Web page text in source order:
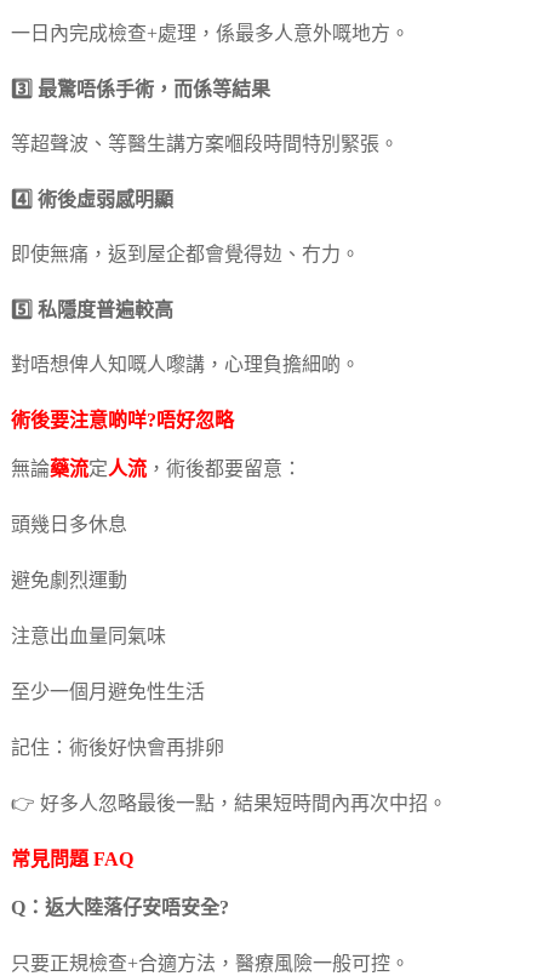
一日內完成檢查+處理，係最多人意外嘅地方。
3️⃣ 最驚唔係手術，而係等結果
等超聲波、等醫生講方案嗰段時間特別緊張。
4️⃣ 術後虛弱感明顯
即使無痛，返到屋企都會覺得攰、冇力。
5️⃣ 私隱度普遍較高
對唔想俾人知嘅人嚟講，心理負擔細啲。
術後要注意啲咩?唔好忽略
無論藥流定人流，術後都要留意：
頭幾日多休息
避免劇烈運動
注意出血量同氣味
至少一個月避免性生活
記住：術後好快會再排卵
👉 好多人忽略最後一點，結果短時間內再次中招。
常見問題 FAQ
Q：返大陸落仔安唔安全?
只要正規檢查+合適方法，醫療風險一般可控。